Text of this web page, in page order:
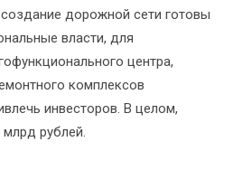
дорожной сети готовы
власти, для
центра,
комплексов
инвесторов. В целом,
рублей.